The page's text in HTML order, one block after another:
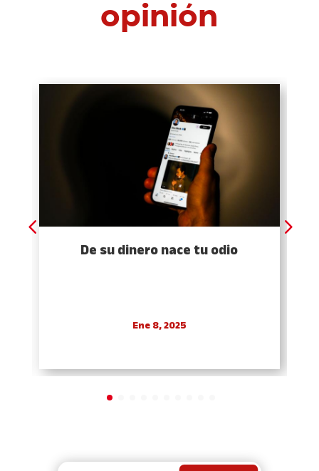
opinión
De su dinero nace tu odio
Ene 8, 2025